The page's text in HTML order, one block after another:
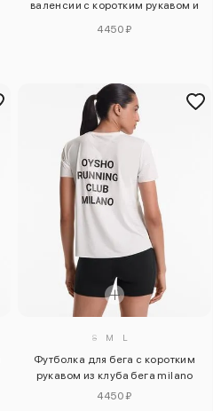
валенсии с коротким рукавом и
технической ткани
4450 ₽
S M L
Футболка для бега с коротким
рукавом из клуба бега milano
4450 ₽